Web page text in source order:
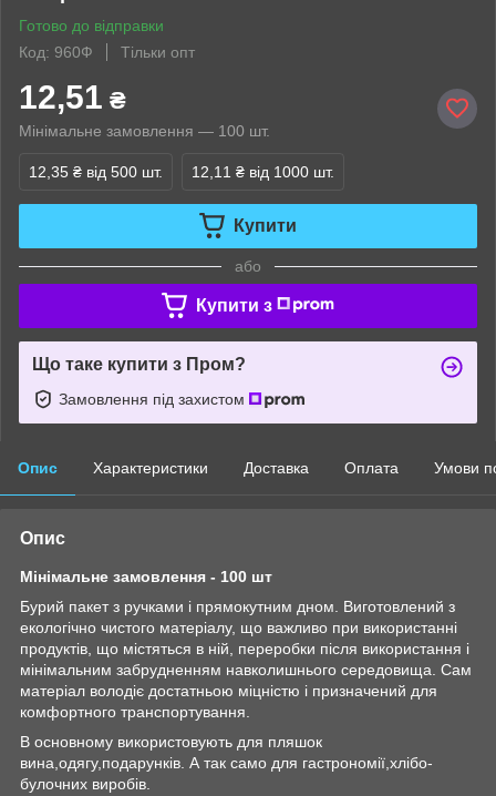
Готово до відправки
Код: 960Ф
Тільки опт
12,51 ₴
Мінімальне замовлення — 100 шт.
12,35 ₴ від 500 шт. 12,11 ₴ від 1000 шт.
Купити
або
Купити з
Що таке купити з Пром?
Замовлення під захистом
Опис Характеристики Доставка Оплата Умови
Опис
Мінімальне замовлення - 100 шт
Бурий пакет з ручками і прямокутним дном. Виготовлений з
екологічно чистого матеріалу, що важливо при використанні
продуктів, що містяться в ній, переробки після використання і
мінімальним забрудненням навколишнього середовища. Сам
матеріал володіє достатньою міцністю і призначений для
комфортного транспортування.
В основному використовують для пляшок
вина,одягу,подарунків. А так само для гастрономії,хлібо-
булочних виробів.